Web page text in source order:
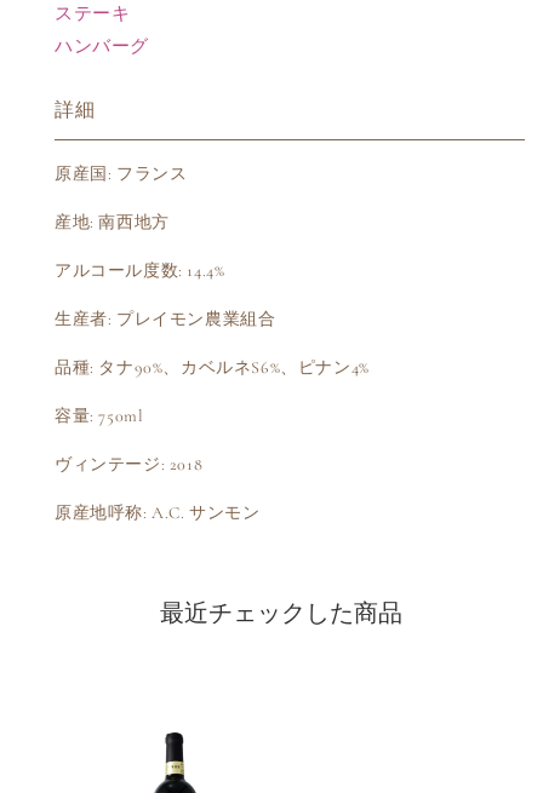
ステーキ
ハンバーグ
詳細
原産国: フランス
産地: 南西地方
アルコール度数: 14.4%
生産者: プレイモン農業組合
品種: タナ90%、カベルネS6%、ピナン4%
容量: 750ml
ヴィンテージ: 2018
原産地呼称: A.C. サンモン
最近チェックした商品